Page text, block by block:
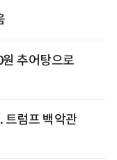
추어탕으로
트럼프 백악관